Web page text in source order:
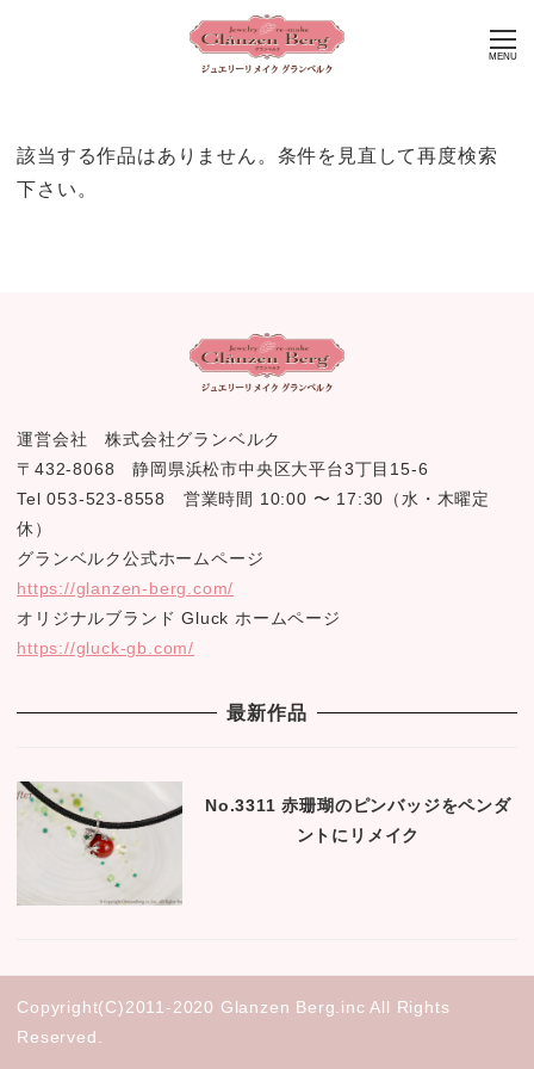
MENU
該当する作品はありません。条件を見直して再度検索
下さい。
運営会社 株式会社グランベルク
〒432-8068 静岡県浜松市中央区大平台3丁目15-6
Tel 053-523-8558 営業時間 10:00 〜 17:30（水・木曜定
休）
グランベルク公式ホームページ
https://glanzen-berg.com/
オリジナルブランド Gluck ホームページ
https://gluck-gb.com/
最新作品
No.3311 赤珊瑚のピンバッジをペンダ
ントにリメイク
Copyright(C)2011-2020 Glanzen Berg.inc All Rights
Reserved.